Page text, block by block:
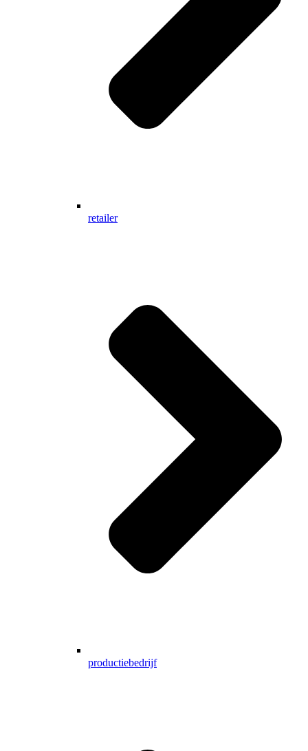
retailer
productiebedrijf